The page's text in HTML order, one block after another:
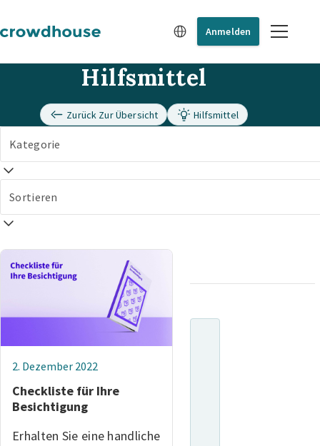
Anmelden
Hilfsmittel
Zurück Zur Übersicht Hilfsmittel
2. Dezember 2022
Checkliste für Ihre
Besichtigung
Erhalten Sie eine handliche